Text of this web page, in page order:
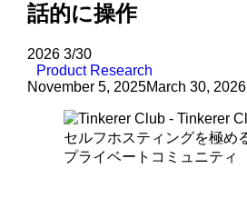
話的に操作
2026 3/30
Product Research
November 5, 2025March 30, 2026